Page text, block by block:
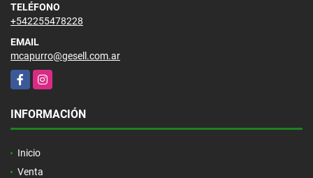
TELÉFONO
+542255478228
EMAIL
mcapurro@gesell.com.ar
FacebookInstagram
INFORMACIÓN
Inicio
Venta